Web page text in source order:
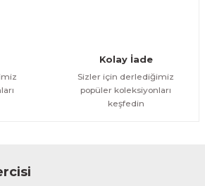
Kolay İade
Sizler için derlediğimiz
popüler koleksiyonları
keşfedin